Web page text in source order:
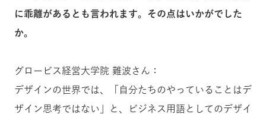
に乖離があるとも言われます。その点はいかがでした
か。
グロービス経営大学院 難波さん：
デザインの世界では、「自分たちのやっていることはデ
ザイン思考ではない」と、ビジネス用語としてのデザイ